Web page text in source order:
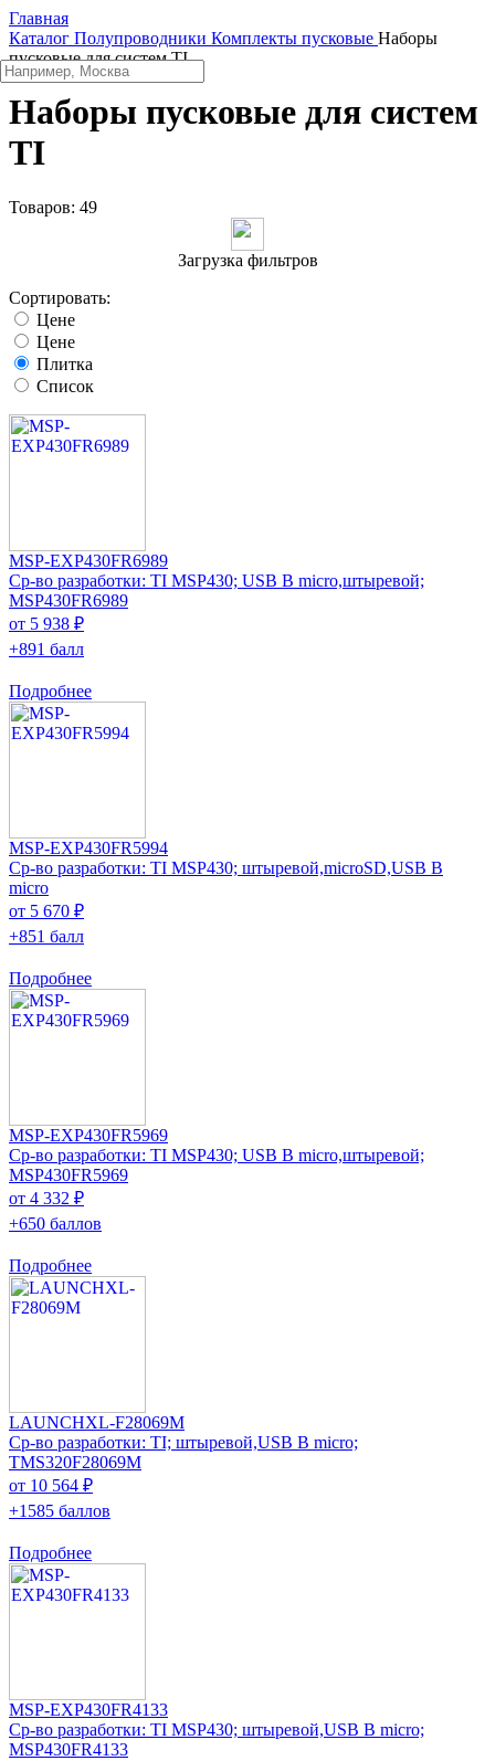
Главная
Каталог Полупроводники Комплекты пусковые Наборы
пусковые для систем TI
Наборы пусковые для систем
TI
Товаров: 49
Загрузка фильтров
Сортировать:
Цене
Цене
Плитка
Список
MSP-EXP430FR6989
Ср-во разработки: TI MSP430; USB B micro,штыревой;
MSP430FR6989
от 5 938 ₽
+891 балл
Подробнее
MSP-EXP430FR5994
Ср-во разработки: TI MSP430; штыревой,microSD,USB B
micro
от 5 670 ₽
+851 балл
Подробнее
MSP-EXP430FR5969
Ср-во разработки: TI MSP430; USB B micro,штыревой;
MSP430FR5969
от 4 332 ₽
+650 баллов
Подробнее
LAUNCHXL-F28069M
Ср-во разработки: TI; штыревой,USB B micro;
TMS320F28069M
от 10 564 ₽
+1585 баллов
Подробнее
MSP-EXP430FR4133
Ср-во разработки: TI MSP430; штыревой,USB B micro;
MSP430FR4133